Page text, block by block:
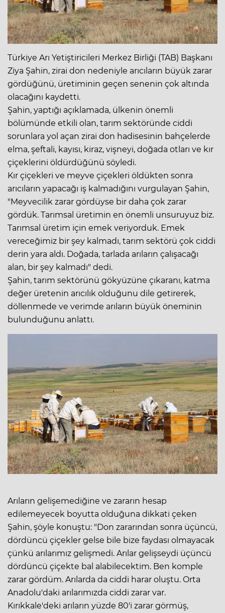
Türkiye Arı Yetiştiricileri Merkez Birliği (TAB) Başkanı
Ziya Şahin, zirai don nedeniyle arıcıların büyük zarar
gördüğünü, üretiminin geçen senenin çok altında
olacağını kaydetti.
Şahin, yaptığı açıklamada, ülkenin önemli
bölümünde etkili olan, tarım sektöründe ciddi
sorunlara yol açan zirai don hadisesinin bahçelerde
elma, şeftali, kayısı, kiraz, vişneyi, doğada otları ve kır
çiçeklerini öldürdüğünü söyledi.
Kır çiçekleri ve meyve çiçekleri öldükten sonra
arıcıların yapacağı iş kalmadığını vurgulayan Şahin,
"Meyvecilik zarar gördüyse bir daha çok zarar
gördük. Tarımsal üretimin en önemli unsuruyuz biz.
Tarımsal üretim için emek veriyorduk. Emek
vereceğimiz bir şey kalmadı, tarım sektörü çok ciddi
derin yara aldı. Doğada, tarlada arıların çalışacağı
alan, bir şey kalmadı" dedi.
Şahin, tarım sektörünü gökyüzüne çıkaranı, katma
değer üretenin arıcılık olduğunu dile getirerek,
döllenmede ve verimde arıların büyük öneminin
bulunduğunu anlattı.
Arıların gelişemediğine ve zararın hesap
edilemeyecek boyutta olduğuna dikkati çeken
Şahin, şöyle konuştu: "Don zararından sonra üçüncü,
dördüncü çiçekler gelse bile bize faydası olmayacak
çünkü arılarımız gelişmedi. Arılar gelişseydi üçüncü
dördüncü çiçekte bal alabilecektim. Ben komple
zarar gördüm. Arılarda da ciddi harar oluştu. Orta
Anadolu'daki arılarımızda ciddi zarar var.
Kırıkkale'deki arıların yüzde 80'i zarar görmüş,